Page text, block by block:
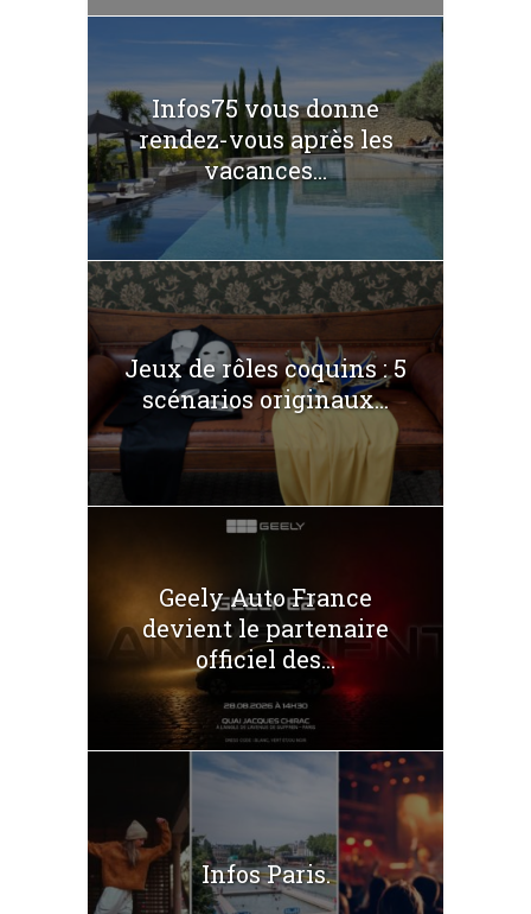
Infos75 vous donne
rendez-vous après les
vacances...
Jeux de rôles coquins : 5
scénarios originaux...
Geely Auto France
devient le partenaire
officiel des...
Infos Paris.